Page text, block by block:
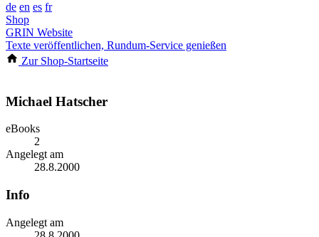
de en es fr
Shop
GRIN Website
Texte veröffentlichen, Rundum-Service genießen
Zur Shop-Startseite
Michael Hatscher
eBooks
2
Angelegt am
28.8.2000
Info
Angelegt am